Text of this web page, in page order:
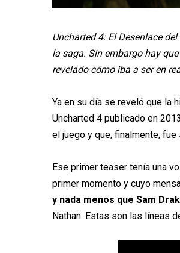
Uncharted 4: El Desenlace
la saga. Sin embargo hay
revelado cómo iba a ser en
Ya en su día se reveló que la
Uncharted 4 publicado en
el juego y que, finalmente,
Ese primer teaser tenía una
primer momento y cuyo
y nada menos que Sam
Nathan. Estas son las líneas